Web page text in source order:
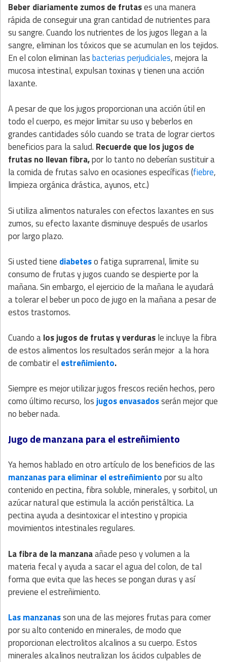
Beber diariamente zumos de frutases una manera
rápida de conseguir una gran cantidad de nutrientes para
su sangre. Cuando los nutrientes de los jugos llegan a la
sangre, eliminan los tóxicos que se acumulan en los tejidos.
En el colon eliminan lasbacterias perjudiciales, mejora la
mucosa intestinal, expulsan toxinas y tienen una acción
laxante.
A pesar de que los jugos proporcionan una acción útil en
todo el cuerpo, es mejor limitar su uso y beberlos en
grandes cantidades sólo cuando se trata de lograr ciertos
beneficios para la salud. Recuerde que los jugos de
frutas no llevan fibra,por lo tanto no deberían sustituir a
la comida de frutas salvo en ocasiones específicas (fiebre,
limpieza orgánica drástica, ayunos, etc.)
Si utiliza alimentos naturales con efectos laxantes en sus
zumos, su efecto laxante disminuye después de usarlos
por largo plazo.
Si usted tiene diabeteso fatiga suprarrenal, limite su
consumo de frutas y jugos cuando se despierte por la
mañana. Sin embargo, el ejercicio de la mañana le ayudará
a tolerar el beber un poco de jugo en la mañana a pesar de
estos trastornos.
Cuando alos jugos de frutas y verdurasle incluye la fibra
de estos alimentos los resultados serán mejor a la hora
de combatir el estreñimiento.
Siempre es mejor utilizar jugos frescos recién hechos, pero
como último recurso, losjugos envasadosserán mejor que
no beber nada.
Jugo de manzana para el estreñimiento
Ya hemos hablado en otro artículo de los beneficios de las
manzanas para eliminar el estreñimientopor su alto
contenido en pectina, fibra soluble, minerales, y sorbitol, un
azúcar natural que estimula la acción peristáltica. La
pectina ayuda a desintoxicar el intestino y propicia
movimientos intestinales regulares.
La fibra de la manzanaañade peso y volumen a la
materia fecal y ayuda a sacar el agua del colon, de tal
forma que evita que las heces se pongan duras y así
previene el estreñimiento.
Las manzanasson una de las mejores frutas para comer
por su alto contenido en minerales, de modo que
proporcionan electrolitos alcalinos a su cuerpo. Estos
minerales alcalinos neutralizan los ácidos culpables de